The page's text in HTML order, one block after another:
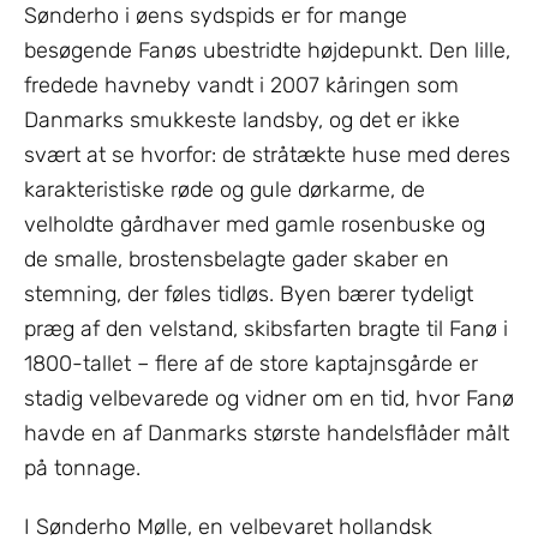
Sønderho i øens sydspids er for mange
besøgende Fanøs ubestridte højdepunkt. Den lille,
fredede havneby vandt i 2007 kåringen som
Danmarks smukkeste landsby, og det er ikke
svært at se hvorfor: de stråtækte huse med deres
karakteristiske røde og gule dørkarme, de
velholdte gårdhaver med gamle rosenbuske og
de smalle, brostensbelagte gader skaber en
stemning, der føles tidløs. Byen bærer tydeligt
præg af den velstand, skibsfarten bragte til Fanø i
1800-tallet – flere af de store kaptajnsgårde er
stadig velbevarede og vidner om en tid, hvor Fanø
havde en af Danmarks største handelsflåder målt
på tonnage.
I Sønderho Mølle, en velbevaret hollandsk